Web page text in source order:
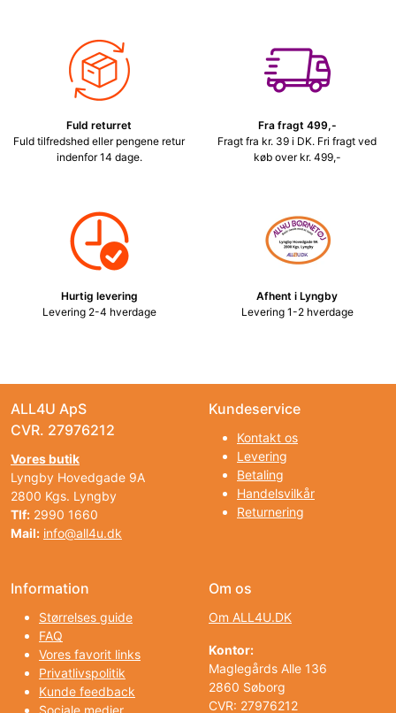
Fuld returret
Fuld tilfredshed eller pengene retur
indenfor 14 dage.
Fra fragt 499,-
Fragt fra kr. 39 i DK. Fri fragt ved
køb over kr. 499,-
Hurtig levering
Levering 2-4 hverdage
Afhent i Lyngby
Levering 1-2 hverdage
ALL4U ApS
CVR. 27976212
Vores butik
Lyngby Hovedgade 9A
2800 Kgs. Lyngby
Tlf: 2990 1660
Mail: info@all4u.dk
Kundeservice
Kontakt os
Levering
Betaling
Handelsvilkår
Returnering
Information
Størrelses guide
FAQ
Vores favorit links
Privatlivspolitik
Kunde feedback
Om os
Om ALL4U.DK
Kontor:
Maglegårds Alle 136
2860 Søborg
CVR: 27976212